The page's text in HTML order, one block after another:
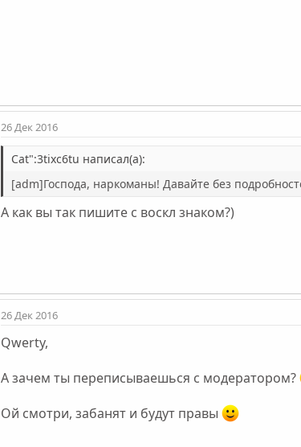
26 Дек 2016
Cat":3tixc6tu написал(а):
[adm]Господа, наркоманы! Давайте без
А как вы так пишите с воскл знаком?)
26 Дек 2016
Qwerty,
А зачем ты переписываешься с модератором?
Ой смотри, забанят и будут правы